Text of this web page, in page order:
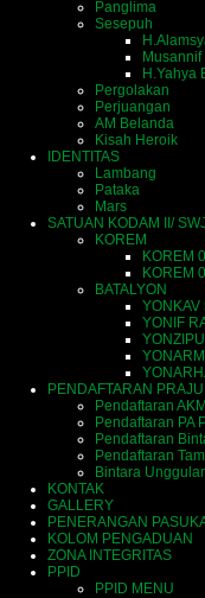
Panglima
Sesepuh
H.Yahya
Pergolakan
Perjuangan
AM Belanda
Kisah Heroik
IDENTITAS
Lambang
Pataka
Mars
SATUAN KODAM II/ SWJ
KOREM
KOREM
KOREM
BATALYON
YONKAV
YONIF
PENDAFTARAN
Pendaftaran
Pendaftaran PA
Pendaftaran
Pendaftaran
Bintara
KONTAK
GALLERY
PENERANGAN
KOLOM PENGADUAN
ZONA INTEGRITAS
PPID
PPID MENU